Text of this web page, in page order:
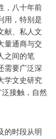
，八十年前
用，特别是
献、私人文
量通商与交
之间的笔
需要广泛深
学文史研究
泛接触，自然
的时段从明